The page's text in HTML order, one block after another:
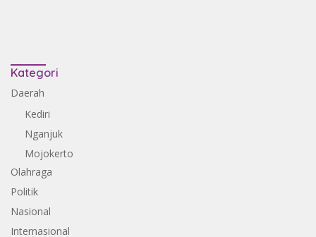
Kategori
Daerah
Kediri
Nganjuk
Mojokerto
Olahraga
Politik
Nasional
Internasional